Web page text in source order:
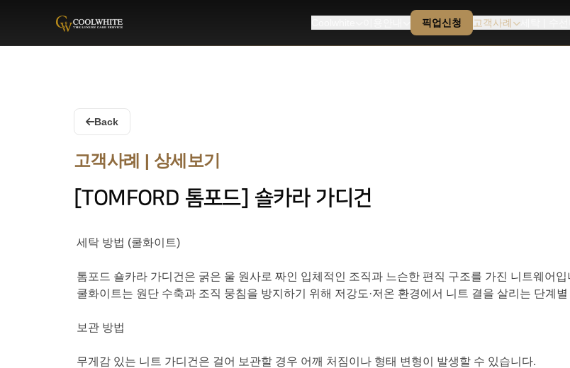
Coolwhite
픽업신청 고객사례
Back
고객사례 | 상세보기
[TOMFORD 톰포드] 숄카라 가디건
세탁 방법 (쿨화이트)
톰포드 숄카라 가디건은 굵은 울 원사로 짜인 입체적인 조직과 느슨한 편직 구조를 가진 니트웨어입
쿨화이트는 원단 수축과 조직 뭉침을 방지하기 위해 저강도·저온 환경에서 니트 결을 살리는 단계
보관 방법
무게감 있는 니트 가디건은 걸어 보관할 경우 어깨 처짐이나 형태 변형이 발생할 수 있습니다.